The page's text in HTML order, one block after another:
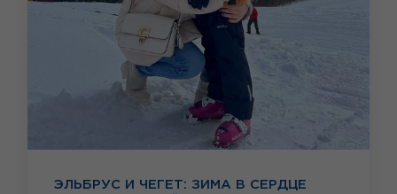
ЭЛЬБРУС И ЧЕГЕТ: ЗИМА В СЕРДЦЕ